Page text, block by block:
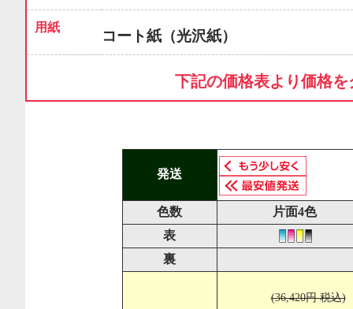
用紙
コート紙（光沢紙）
下記の価格表より価格
発送
色数
片面4色
表
裏
(36,420円 税込)